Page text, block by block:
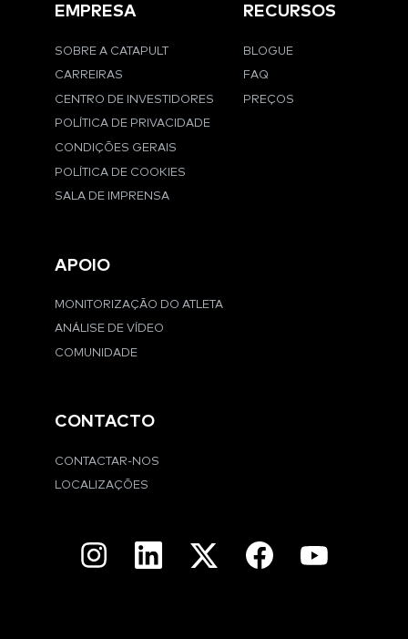
EMPRESA
SOBRE A CATAPULT
CARREIRAS
CENTRO DE INVESTIDORES
POLÍTICA DE PRIVACIDADE
CONDIÇÕES GERAIS
POLÍTICA DE COOKIES
SALA DE IMPRENSA
RECURSOS
BLOGUE
FAQ
PREÇOS
APOIO
MONITORIZAÇÃO DO ATLETA
ANÁLISE DE VÍDEO
COMUNIDADE
CONTACTO
CONTACTAR-NOS
LOCALIZAÇÕES